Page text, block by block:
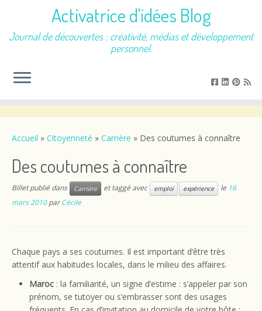
contenu
Activatrice d'idées Blog
Journal de découvertes : créativité, médias et développement
personnel.
Accueil » Citoyenneté » Carrière » Des coutumes à connaître
Des coutumes à connaître
Billet publié dans Carrière et taggé avec emploi expérience le 16
mars 2010 parCécile
Chaque pays a ses coutumes. Il est important d’être très
attentif aux habitudes locales, dans le milieu des affaires.
Maroc : la familiarité, un signe d’estime : s’appeler par son
prénom, se tutoyer ou s’embrasser sont des usages